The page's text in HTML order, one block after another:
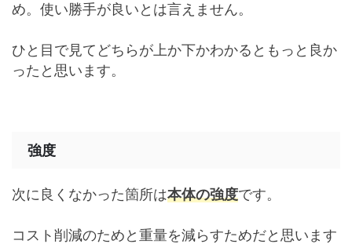
め。使い勝手が良いとは言えません。
ひと目で見てどちらが上か下かわかるともっと良か
ったと思います。
強度
次に良くなかった箇所は本体の強度です。
コスト削減のためと重量を減らすためだと思います